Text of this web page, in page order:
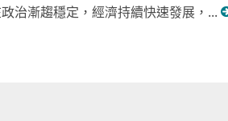
治漸趨穩定，經濟持續快速發展，...